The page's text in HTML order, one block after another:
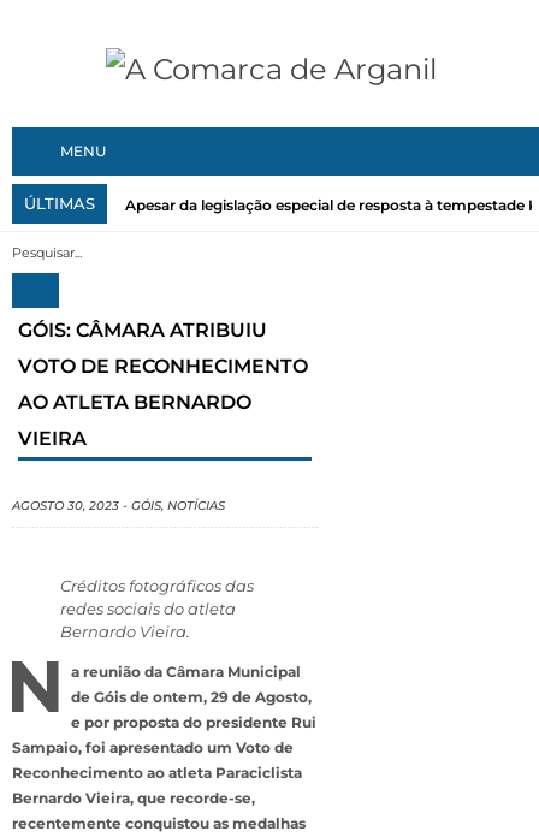
MENU
ÚLTIMAS Apesar da legislação especial de resposta à tempestade
GÓIS: CÂMARA ATRIBUIU
VOTO DE RECONHECIMENTO
AO ATLETA BERNARDO
VIEIRA
AGOSTO 30, 2023 - GÓIS, NOTÍCIAS
Créditos fotográficos das
redes sociais do atleta
Bernardo Vieira.
N
a reunião da Câmara Municipal
de Góis de ontem, 29 de Agosto,
e por proposta do presidente Rui
Sampaio, foi apresentado um Voto de
Reconhecimento ao atleta Paraciclista
Bernardo Vieira, que recorde-se,
recentemente conquistou as medalhas